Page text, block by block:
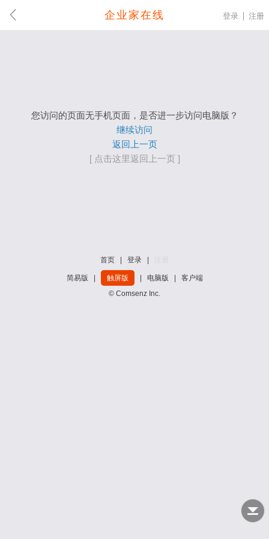
企业家在线 登录 注册
您访问的页面无手机页面，是否进一步访问电脑版？
继续访问
返回上一页
[ 点击这里返回上一页 ]
首页 登录
简易版 触屏版 电脑版
客户端
© Comsenz Inc.